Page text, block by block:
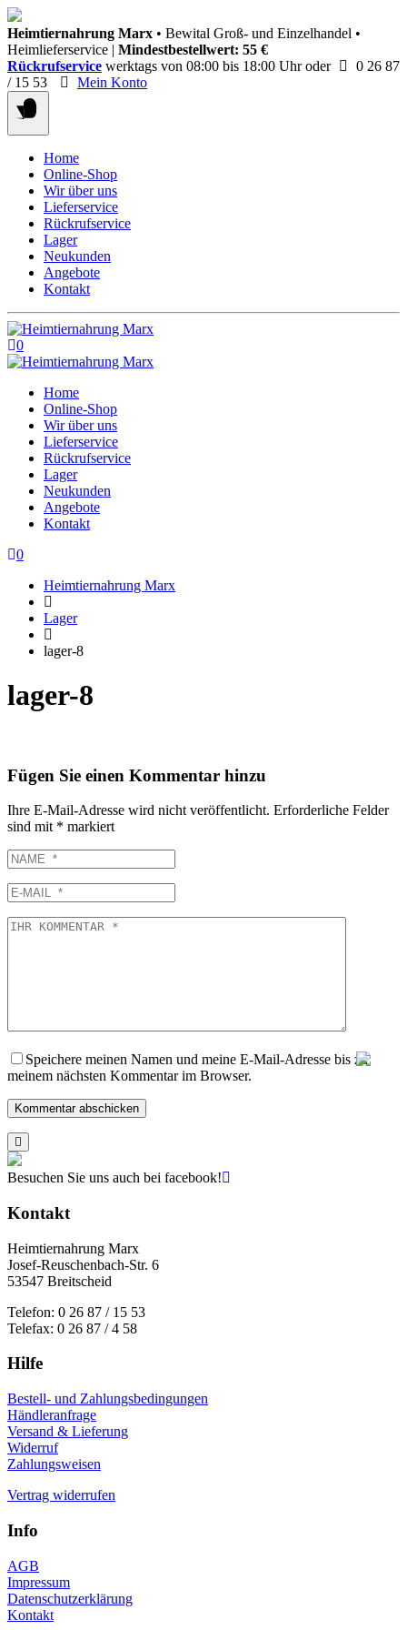
Springen
Sie
zum
Inhalt
Heimtiernahrung Marx • Bewital Groß- und Einzelhandel •
Heimlieferservice | Mindestbestellwert: 55 €
Rückrufservice werktags von 08:00 bis 18:00 Uhr oder
0 26 87
/ 15 53
Mein Konto
Home
Online-Shop
Wir über uns
Lieferservice
Rückrufservice
Lager
Neukunden
Angebote
Kontakt
0
Home
Online-Shop
Wir über uns
Lieferservice
Rückrufservice
Lager
Neukunden
Angebote
Kontakt
0
Heimtiernahrung Marx
Lager
lager-8
lager-8
Fügen Sie einen Kommentar hinzu
Ihre E-Mail-Adresse wird nicht veröffentlicht. Erforderliche Felder
sind mit * markiert
NAME
E-
MAIL
IHR
Speichere meinen Namen und meine E-Mail-Adresse bis zu
meinem nächsten Kommentar im Browser.
Besuchen Sie uns auch bei facebook!
Kontakt
Heimtiernahrung Marx
Josef-Reuschenbach-Str. 6
53547 Breitscheid
Telefon: 0 26 87 / 15 53
Telefax: 0 26 87 / 4 58
Hilfe
Bestell- und Zahlungsbedingungen
Händleranfrage
Versand & Lieferung
Widerruf
Zahlungsweisen
Vertrag widerrufen
Info
AGB
Impressum
Datenschutzerklärung
Kontakt